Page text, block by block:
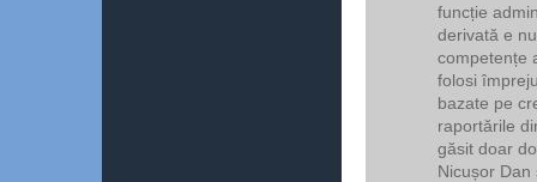
funcție
derivată e
competențe
folosi
bazate pe
raportările
găsit doar
Nicușor